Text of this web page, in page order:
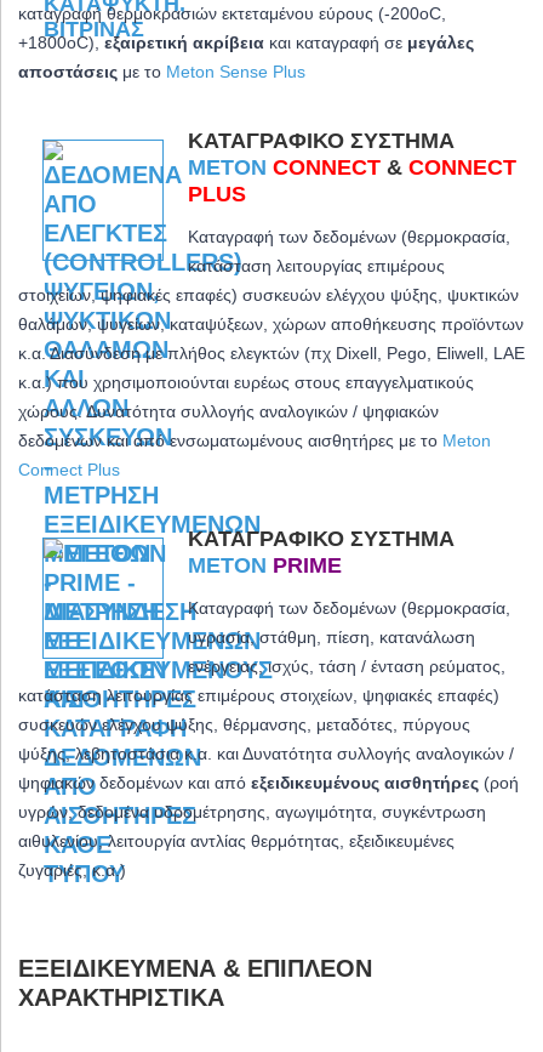
καταγραφή θερμοκρασιών εκτεταμένου εύρους (-200oC,
+1800oC),εξαιρετική ακρίβεια και καταγραφή σε μεγάλες
αποστάσεις με το Meton Sense Plus
ΚΑΤΑΓΡΑΦΙΚΌ ΣΎΣΤΗΜΑ
METON CONNECT & CONNECT
PLUS
Καταγραφή των δεδομένων (θερμοκρασία,
κατάσταση λειτουργίας επιμέρους
στοιχείων, ψηφιακές επαφές) συσκευών ελέγχου ψύξης, ψυκτικών
θαλάμων, ψυγείων, καταψύξεων, χώρων αποθήκευσης προϊόντων
κ.α. Διασύνδεση με πλήθος ελεγκτών (πχ Dixell, Pego, Eliwell, LAE
κ.α.) που χρησιμοποιούνται ευρέως στους επαγγελματικούς
χώρους. Δυνατότητα συλλογής αναλογικών / ψηφιακών
δεδομένων και από ενσωματωμένους αισθητήρες με το Meton
Connect Plus
ΚΑΤΑΓΡΑΦΙΚΌ ΣΎΣΤΗΜΑ
METON PRIME
Καταγραφή των δεδομένων (θερμοκρασία,
υγρασία, στάθμη, πίεση, κατανάλωση
ενέργειας, ισχύς, τάση / ένταση ρεύματος,
κατάσταση λειτουργίας επιμέρους στοιχείων, ψηφιακές επαφές)
συσκευών ελέγχου ψύξης, θέρμανσης, μεταδότες, πύργους
ψύξης, λεβητοστάσια κ.α. καιΔυνατότητα συλλογής αναλογικών /
ψηφιακών δεδομένων και από εξειδικευμένους αισθητήρες (ροή
υγρών, δεδομένα υδρομέτρησης, αγωγιμότητα, συγκέντρωση
αιθυλενίου, λειτουργία αντλίας θερμότητας, εξειδικευμένες
ζυγαριές, κ.α.)
ΕΞΕΙΔΙΚΕΥΜΈΝΑ & ΕΠΙΠΛΈΟΝ
ΧΑΡΑΚΤΗΡΙΣΤΙΚΆ